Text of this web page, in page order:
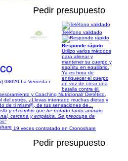
Pedir presupuesto
08020 La Verneda i
Teléfono validado
Responde rápido
Utilizo varios métodos
para alinear y
mantener su cuerpo y
espíritu en equilibrio.
Ya es hora de
enriquecer el cuerpo
en vez de crear una
batalla contra él.
y Coaching Nutricional/ Dietético,
del estrés. ¿Llevas intentado muchas dietas y
de ti mism@, de tus sensaciones de...
y el cambio que he notado tanto anímico
cercana y empática. Se preocupa de
19 veces contratado en Cronoshare
Pedir presupuesto